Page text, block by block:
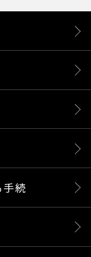
手続